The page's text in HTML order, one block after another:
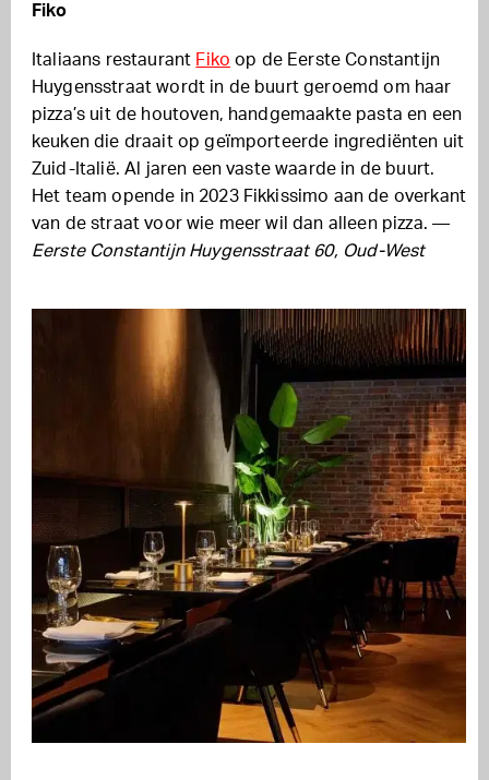
Fiko
Italiaans restaurant Fiko op de Eerste Constantijn
Huygensstraat wordt in de buurt geroemd om haar
pizza’s uit de houtoven, handgemaakte pasta en een
keuken die draait op geïmporteerde ingrediënten uit
Zuid-Italië. Al jaren een vaste waarde in de buurt.
Het team opende in 2023 Fikkissimo aan de overkant
van de straat voor wie meer wil dan alleen pizza. —
Eerste Constantijn Huygensstraat 60, Oud-West